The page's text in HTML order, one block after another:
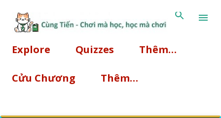
Explore Quizzes Thêm…
Cửu Chương Thêm…